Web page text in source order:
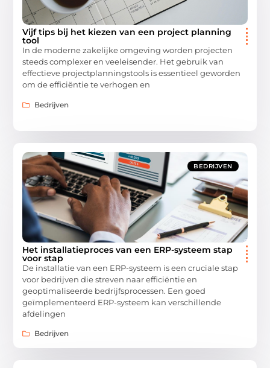
Vijf tips bij het kiezen van een project planning
tool
In de moderne zakelijke omgeving worden projecten
steeds complexer en veeleisender. Het gebruik van
effectieve projectplanningstools is essentieel geworden
om de efficiëntie te verhogen en
Bedrijven
BEDRIJVEN
Het installatieproces van een ERP-systeem stap
voor stap
De installatie van een ERP-systeem is een cruciale stap
voor bedrijven die streven naar efficiëntie en
geoptimaliseerde bedrijfsprocessen. Een goed
geïmplementeerd ERP-systeem kan verschillende
afdelingen
Bedrijven